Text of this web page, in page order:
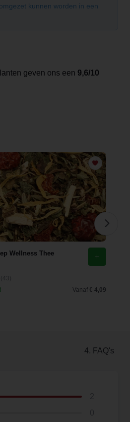
kunnen worden in een
geven ons een 9,6/10
Wellness Thee
Vanaf € 4,09
4. FAQ's